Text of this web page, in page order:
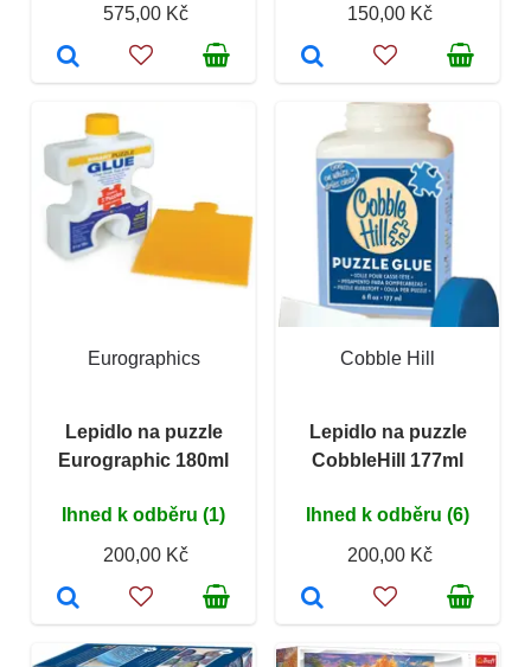
575,00 Kč
150,00 Kč
Eurographics
Lepidlo na puzzle
Eurographic 180ml
Ihned k odběru (1)
200,00 Kč
Cobble Hill
Lepidlo na puzzle
CobbleHill 177ml
Ihned k odběru (6)
200,00 Kč